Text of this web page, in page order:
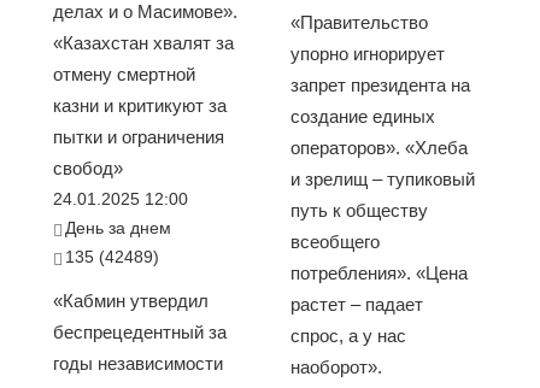
делах и о Масимове».
«Казахстан хвалят за
отмену смертной
казни и критикуют за
пытки и ограничения
свобод»
24.01.2025 12:00
День за днем
135 (42489)
«Кабмин утвердил
беспрецедентный за
годы независимости
«Правительство
упорно игнорирует
запрет президента на
создание единых
операторов». «Хлеба
и зрелищ – тупиковый
путь к обществу
всеобщего
потребления». «Цена
растет – падает
спрос, а у нас
наоборот».